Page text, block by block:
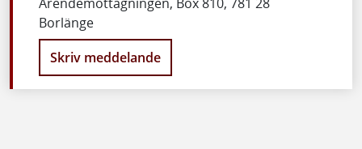
Borlänge
Skriv meddelande